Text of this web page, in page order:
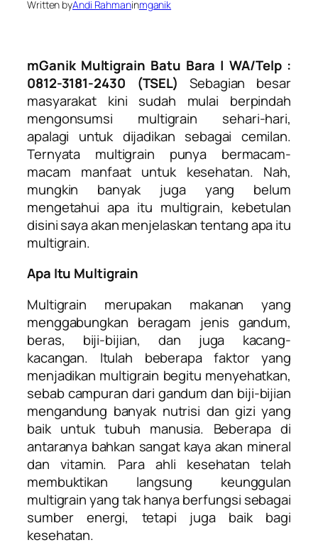
Written byAndi Rahmaninmganik
mGanik Multigrain Batu Bara | WA/Telp :
0812-3181-2430 (TSEL)Sebagian besar
masyarakat kini sudah mulai berpindah
mengonsumsi multigrain sehari-hari,
apalagi untuk dijadikan sebagai cemilan.
Ternyata multigrain punya bermacam-
macam manfaat untuk kesehatan. Nah,
mungkin banyak juga yang belum
mengetahui apa itu multigrain, kebetulan
disini saya akan menjelaskan tentang apa itu
multigrain.
Apa Itu Multigrain
Multigrain merupakan makanan yang
menggabungkan beragam jenis gandum,
beras, biji-bijian, dan juga kacang-
kacangan. Itulah beberapa faktor yang
menjadikan multigrain begitu menyehatkan,
sebab campuran dari gandum dan biji-bijian
mengandung banyak nutrisi dan gizi yang
baik untuk tubuh manusia. Beberapa di
antaranya bahkan sangat kaya akan mineral
dan vitamin. Para ahli kesehatan telah
membuktikan langsung keunggulan
multigrain yang tak hanya berfungsi sebagai
sumber energi, tetapi juga baik bagi
kesehatan.